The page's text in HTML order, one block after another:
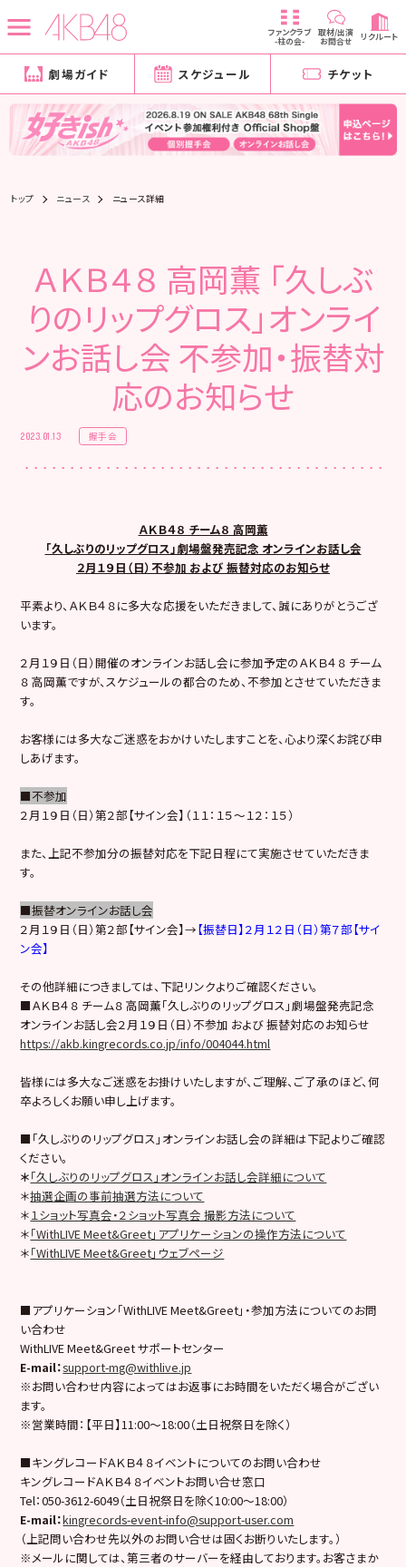
ファンクラブ
-柱の会-
取材/出演
お問合せ リクルート
劇場ガイド スケジュール チケット
トップ ニュース ニュース詳細
ＡＫＢ４８ 高岡薫 「久しぶ
りのリップグロス」オンライ
ンお話し会 不参加・振替対
応のお知らせ
2023.01.13 握手会
ＡＫＢ４８ チーム８ 高岡薫
「久しぶりのリップグロス」劇場盤発売記念 オンラインお話し会
２月１９日（日）不参加 および 振替対応のお知らせ
平素より、ＡＫＢ４８に多大な応援をいただきまして、誠にありがとうござ
います。
２月１９日（日）開催のオンラインお話し会に参加予定のＡＫＢ４８ チーム
８ 高岡薫ですが、スケジュールの都合のため、不参加とさせていただきま
す。
お客様には多大なご迷惑をおかけいたしますことを、心より深くお詫び申
しあげます。
■不参加
２月１９日（日）第２部【サイン会】（１１：１５～１２：１５）
また、上記不参加分の振替対応を下記日程にて実施させていただきま
す。
■振替オンラインお話し会
２月１９日（日）第２部【サイン会】→【振替日】２月１２日（日）第７部【サイ
ン会】
その他詳細につきましては、下記リンクよりご確認ください。
■ＡＫＢ４８ チーム８ 高岡薫「久しぶりのリップグロス」劇場盤発売記念
オンラインお話し会２月１９日（日）不参加 および 振替対応のお知らせ
https://akb.kingrecords.co.jp/info/004044.html
皆様には多大なご迷惑をお掛けいたしますが、ご理解、ご了承のほど、何
卒よろしくお願い申し上げます。
■「久しぶりのリップグロス」オンラインお話し会の詳細は下記よりご確認
ください。
＊「久しぶりのリップグロス」オンラインお話し会詳細について
＊抽選企画の事前抽選方法について
＊１ショット写真会・２ショット写真会 撮影方法について
＊「WithLIVE Meet&Greet」アプリケーションの操作方法について
＊「WithLIVE Meet&Greet」ウェブページ
■アプリケーション「WithLIVE Meet&Greet」・参加方法についてのお問
い合わせ
WithLIVE Meet&Greet サポートセンター
E-mail：support-mg@withlive.jp
※お問い合わせ内容によってはお返事にお時間をいただく場合がござい
ます。
※営業時間：【平日】11:00〜18:00（土日祝祭日を除く）
■キングレコードＡＫＢ４８イベントについてのお問い合わせ
キングレコードＡＫＢ４８イベントお問い合せ窓口
Tel：050-3612-6049（土日祝祭日を除く10:00〜18:00）
E-mail：kingrecords-event-info@support-user.com
（上記問い合わせ先以外のお問い合せは固くお断りいたします。）
※メールに関しては、第三者のサーバーを経由しております。お客さまか